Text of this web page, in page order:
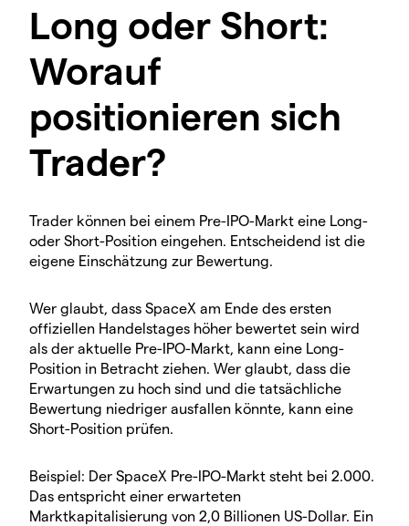
Long oder Short:
Worauf
positionieren sich
Trader?
Trader können bei einem Pre-IPO-Markt eine Long-
oder Short-Position eingehen. Entscheidend ist die
eigene Einschätzung zur Bewertung.
Wer glaubt, dass SpaceX am Ende des ersten
offiziellen Handelstages höher bewertet sein wird
als der aktuelle Pre-IPO-Markt, kann eine Long-
Position in Betracht ziehen. Wer glaubt, dass die
Erwartungen zu hoch sind und die tatsächliche
Bewertung niedriger ausfallen könnte, kann eine
Short-Position prüfen.
Beispiel: Der SpaceX Pre-IPO-Markt steht bei 2.000.
Das entspricht einer erwarteten
Marktkapitalisierung von 2,0 Billionen US-Dollar. Ein